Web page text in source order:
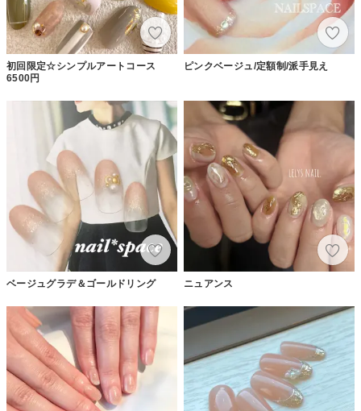
初回限定☆シンプルアートコース
6500円
ピンクベージュ/定額制/派手見え
ベージュグラデ＆ゴールドリング ニュアンス